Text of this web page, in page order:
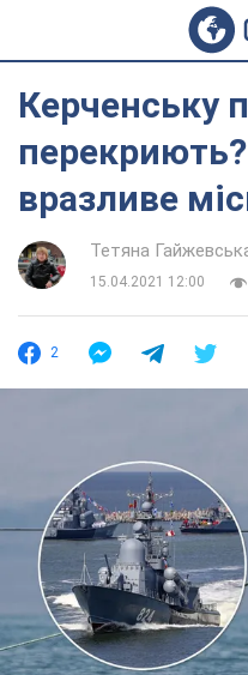
Керченську
вразливе
Тетяна
15.04.2021 12:00
2